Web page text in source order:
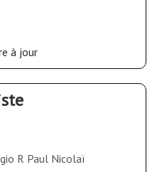
à jour
R Paul Nicolaï